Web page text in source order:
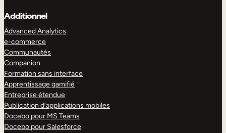
Additionnel
Advanced Analytics
e-commerce
Communautés
Companion
Formation sans interface
Apprentissage gamifié
Entreprise étendue
Publication d’applications mobiles
Docebo pour MS Teams
Docebo pour Salesforce